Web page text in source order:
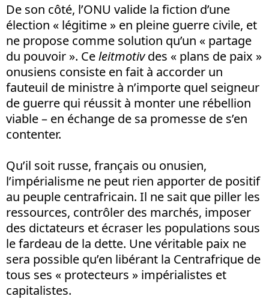
De son côté, l’ONU valide la fiction d’une
élection « légitime » en pleine guerre civile, et
ne propose comme solution qu’un « partage
du pouvoir ». Celeitmotivdes « plans de paix »
onusiens consiste en fait à accorder un
fauteuil de ministre à n’importe quel seigneur
de guerre qui réussit à monter une rébellion
viable – en échange de sa promesse de s’en
contenter.
Qu’il soit russe, français ou onusien,
l’impérialisme ne peut rien apporter de positif
au peuple centrafricain. Il ne sait que piller les
ressources, contrôler des marchés, imposer
des dictateurs et écraser les populations sous
le fardeau de la dette. Une véritable paix ne
sera possible qu’en libérant la Centrafrique de
tous ses « protecteurs » impérialistes et
capitalistes.